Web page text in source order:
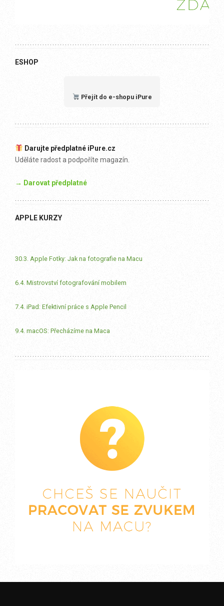
ESHOP
Přejít do e-shopu iPure
Darujte předplatné iPure.cz
Uděláte radost a podpoříte magazín.
→ Darovat předplatné
APPLE KURZY
30.3. Apple Fotky: Jak na fotografie na Macu
6.4. Mistrovství fotografování mobilem
7.4. iPad: Efektivní práce s Apple Pencil
9.4. macOS: Přecházíme na Maca